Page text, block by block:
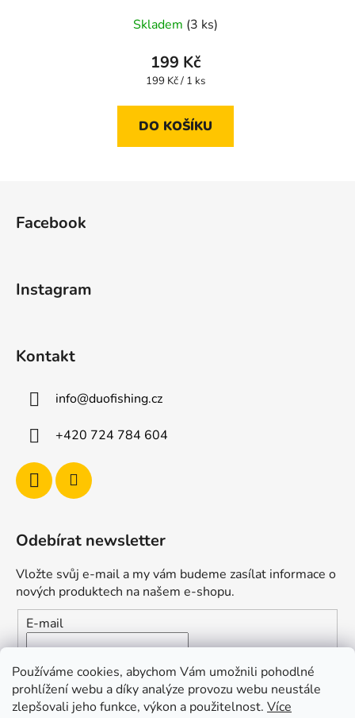
Používáme cookies, abychom Vám umožnili pohodlné
prohlížení webu a díky analýze provozu webu neustále
zlepšovali jeho funkce, výkon a použitelnost. Více
Skladem (3 ks)
199 Kč
Měrná
199 Kč / 1 ks
DO KOŠÍKU
Facebook
Instagram
Kontakt
info@duofishing.cz
+420 724 784 604
Odebírat newsletter
Vložte svůj e-mail a my vám budeme zasílat informace o
nových produktech na našem e-shopu.
E-mail
Vložením e-mailu souhlasíte s
podmínkami ochrany
osobních údajů